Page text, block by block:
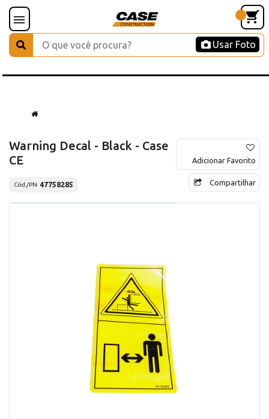
Usar Foto
Warning Decal - Black - Case
CE
Cód./PN 47758285
Adicionar Favorito
Compartilhar